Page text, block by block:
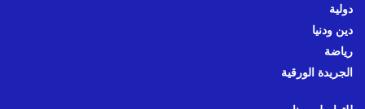
دولية
دين ودنيا
رياضة
الجريدة الورقية